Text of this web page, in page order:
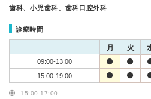
歯科、小児歯科、歯科口腔外科
診療時間
月 火
09:00-13:00
15:00-19:00
15:00-17:00